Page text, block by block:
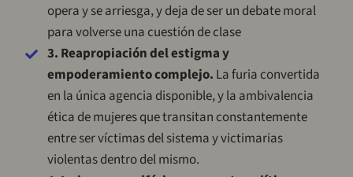
opera y se arriesga, y deja de ser un debate moral
para volverse una cuestión de clase
3. Reapropiación del estigma y
empoderamiento complejo. La furia convertida
en la única agencia disponible, y la ambivalencia
ética de mujeres que transitan constantemente
entre ser víctimas del sistema y victimarias
violentas dentro del mismo.